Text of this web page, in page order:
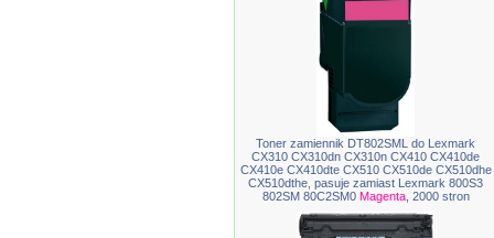
Toner zamiennik DT802SML do Lexmark
CX310 CX310dn CX310n CX410 CX410de
CX410e CX410dte CX510 CX510de CX510dhe
CX510dthe, pasuje zamiast Lexmark 800S3
802SM 80C2SM0 Magenta, 2000 stron